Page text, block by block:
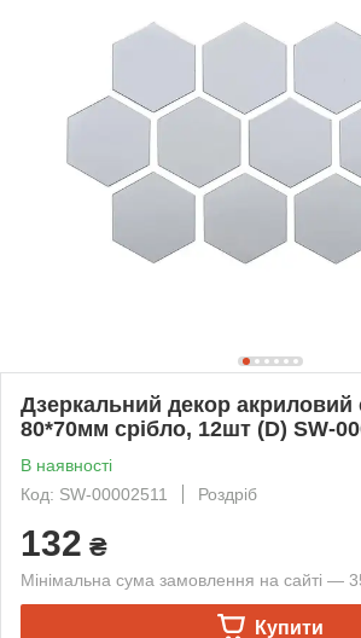
Дзеркальний декор
80*70мм срібло, 12шт (D) SW-
В наявності
Код: SW-00002511
Роздріб
132 ₴
Мінімальна сума замовлення на сайті —
Купити